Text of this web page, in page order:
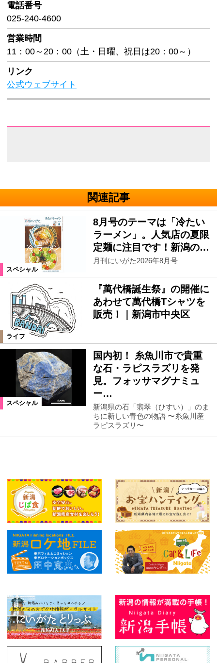
電話番号
025-240-4600
営業時間
11：00～20：00（土・日曜、祝日は20：00～）
リンク
公式ウェブサイト
関連記事
スペシャル
8月号のテーマは「冷たい
ラーメン」。人気店の夏限
定麺に注目です！新潟の…
月刊にいがた2026年8月号
ライフ
『萬代橋誕生祭』の開催に
あわせて萬代橋Tシャツを
販売！｜新潟市中央区
スペシャル
国内初！ 糸魚川市で貴重
な石・ラピスラズリを発
見。フォッサマグナミュ
ー…
新潟県の石「翡翠（ひすい）」のま
ちに新しい青色の物語 〜糸魚川産
ラピスラズリ〜